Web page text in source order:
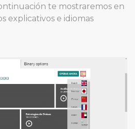
te mostraremos en
explicativos e idiomas